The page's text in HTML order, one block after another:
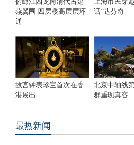
俯瞰江西龙南清代古建
燕翼围 四层楼高层层环
通
上海市民穿
话”达芬奇
故宫钟表珍宝首次在香
港展出
北京中轴线
群重现真容
最热新闻